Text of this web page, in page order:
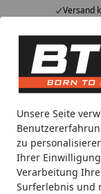
Unsere Seite
zu
Ihrer Einwilligung
Verarbeitung
Surferlebnis und
Versand
Hotline07051 / 9 222
Mi-Fr. 8-12 Uhr
Alle Produkte
Alle Produkte
Startseite
Newsletter